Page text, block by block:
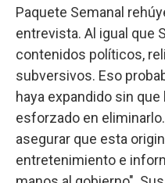
Paquete Semanal
entrevista. Al igual que
contenidos políticos,
subversivos. Eso
haya expandido sin
esforzado en
asegurar que esta
entretenimiento e